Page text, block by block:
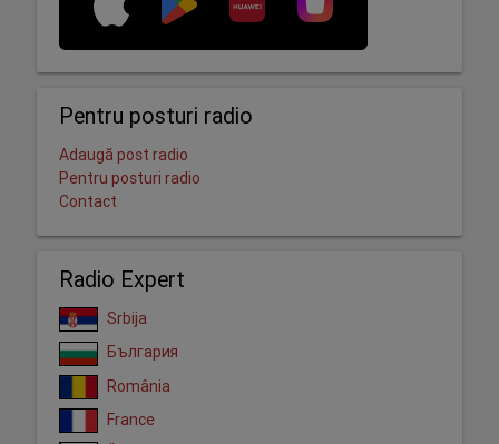
Pentru posturi radio
Adaugă post radio
Pentru posturi radio
Contact
Radio Expert
Srbija
България
România
France